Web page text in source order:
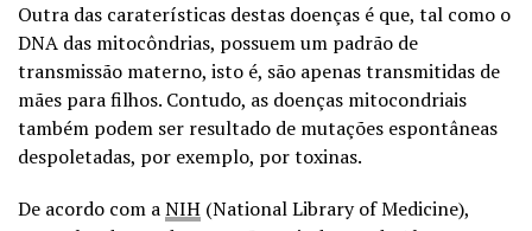
Outra das caraterísticas destas doenças é que, tal como o
DNA das mitocôndrias, possuem um padrão de
transmissão materno, isto é, são apenas transmitidas de
mães para filhos. Contudo, as doenças mitocondriais
também podem ser resultado de mutações espontâneas
despoletadas, por exemplo, por toxinas.
De acordo com aNIH (National Library of Medicine),